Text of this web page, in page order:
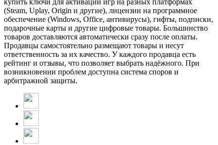
(Steam, Uplay, Origin и другие), лицензии на программное
обеспечение (Windows, Office, антивирусы), гифты, подписки,
подарочные карты и другие цифровые товары. Большинство
товаров доставляются автоматически сразу после оплаты.
Продавцы самостоятельно размещают товары и несут
ответственность за их качество. У каждого продавца есть
рейтинг и отзывы, что позволяет выбрать надёжного. При
возникновении проблем доступна система споров и
арбитражной защиты.